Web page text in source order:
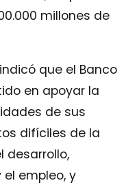
millones de
que el Banco
en apoyar la
de sus
difíciles de la
desarrollo,
empleo, y